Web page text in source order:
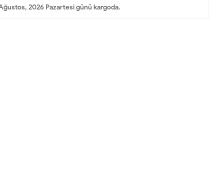
2026 Pazartesi günü kargoda.